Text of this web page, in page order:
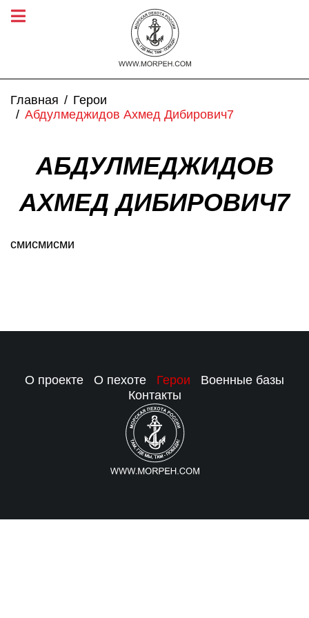
Главная
Герои
Абдулмеджидов Ахмед Дибирович7
АБДУЛМЕДЖИДОВ
АХМЕД ДИБИРОВИЧ7
смисмисми
О проекте О пехоте Герои
Военные базы
Контакты